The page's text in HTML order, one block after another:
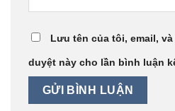
Lưu tên của tôi, email,
duyệt này cho lần bình luận